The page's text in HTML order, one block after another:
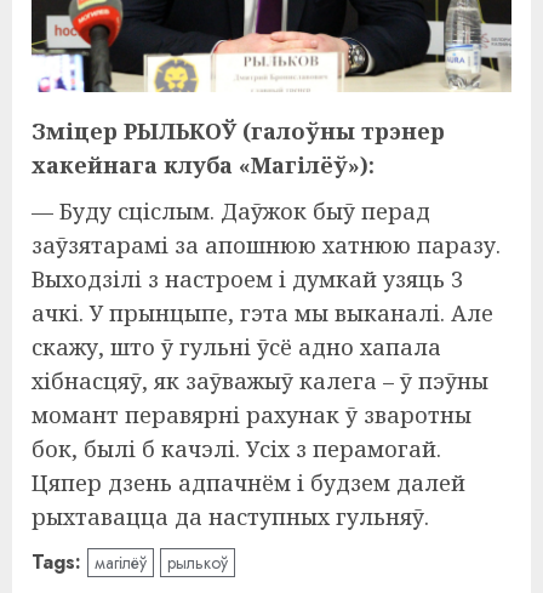
Зміцер РЫЛЬКОЎ (галоўны трэнер
хакейнага клуба «Магілёў»):
— Буду сціслым. Даўжок быў перад
заўзятарамі за апошнюю хатнюю паразу.
Выходзілі з настроем і думкай узяць 3
ачкі. У прынцыпе, гэта мы выканалі. Але
скажу, што ў гульні ўсё адно хапала
хібнасцяў, як заўважыў калега – ў пэўны
момант перавярні рахунак ў зваротны
бок, былі б качэлі. Усіх з перамогай.
Цяпер дзень адпачнём і будзем далей
рыхтавацца да наступных гульняў.
Tags: магілёў рылькоў